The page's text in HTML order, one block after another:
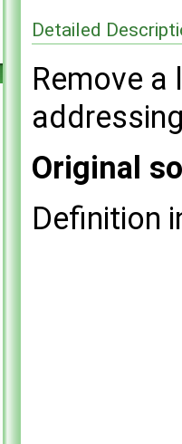
Detailed
Remove
Original
Definition